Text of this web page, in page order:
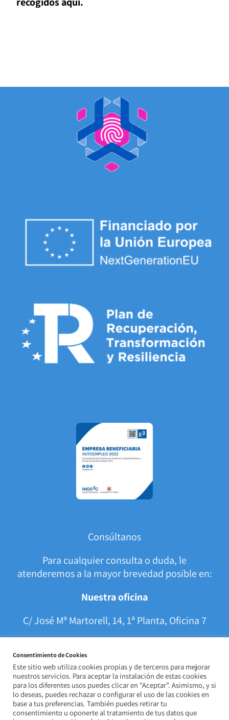
Consúltanos
Para cualquier consulta o duda, le
atenderemos a la mayor brevedad posible en:
Nuestra oficina
C/ José Mª Martorell, 14, 1ª Planta, Oficina 7
957 84 33 67 | 605 91 90 75
consultoria@dataprotec.es
Consentimiento de Cookies
Este sitio web utiliza cookies propias y de terceros para mejorar
nuestros servicios. Para aceptar la instalación de estas cookies
para los diferentes usos puedes clicar en "Aceptar”. Asimismo, y si
lo deseas, puedes rechazar o configurar el uso de las cookies en
base a tus preferencias. También puedes retirar tu
consentimiento u oponerte al tratamiento de tus datos que